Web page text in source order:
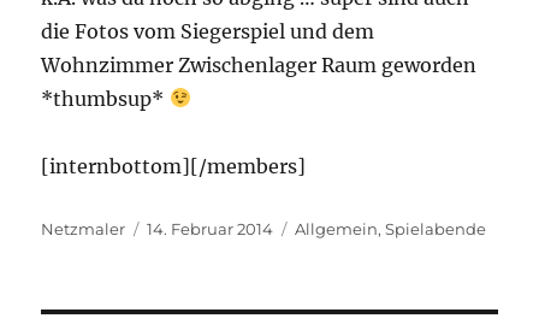
die Fotos vom Siegerspiel und dem
Wohnzimmer Zwischenlager Raum geworden
*thumbsup*
[internbottom][/members]
Autor
Netzmaler
Veröffentlicht
14. Februar 2014 Kategorien
Allgemein,Spielabende